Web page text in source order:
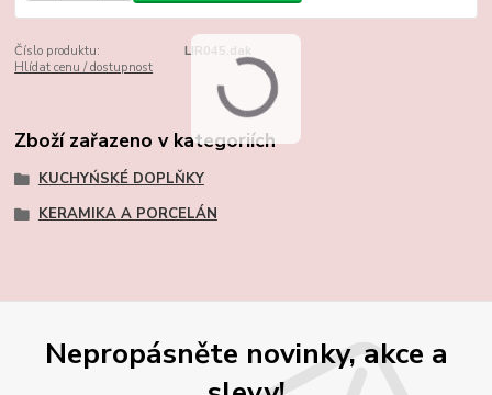
Číslo produktu:
LIR045.dak
Hlídat cenu / dostupnost
Zboží zařazeno v kategoriích
KUCHYŃSKÉ DOPLŇKY
KERAMIKA A PORCELÁN
Nepropásněte novinky, akce a